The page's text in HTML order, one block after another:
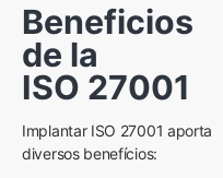
Beneficios
de la
ISO 27001
Implantar ISO 27001 aporta
diversos benefícios: